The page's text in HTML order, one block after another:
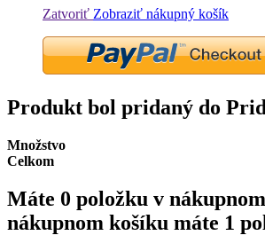
Zatvoriť Zobraziť nákupný košík
Produkt bol pridaný do
Množstvo
Celkom
Máte 0 položku v
nákupnom košíku máte 1